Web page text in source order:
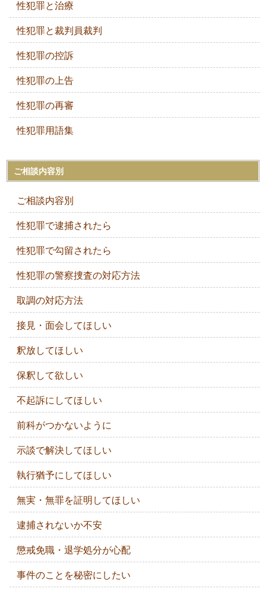
性犯罪と治療
性犯罪と裁判員裁判
性犯罪の控訴
性犯罪の上告
性犯罪の再審
性犯罪用語集
ご相談内容別
ご相談内容別
性犯罪で逮捕されたら
性犯罪で勾留されたら
性犯罪の警察捜査の対応方法
取調の対応方法
接見・面会してほしい
釈放してほしい
保釈して欲しい
不起訴にしてほしい
前科がつかないように
示談で解決してほしい
執行猶予にしてほしい
無実・無罪を証明してほしい
逮捕されないか不安
懲戒免職・退学処分が心配
事件のことを秘密にしたい